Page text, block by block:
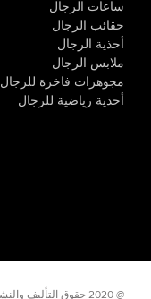
ساعات الرجال
حقائب الرجال
أحذية الرجال
ملابس الرجال
مجوهرات فاخرة للرجال
أحذية رياضية للرجال
@ 2020 حقوق التأليف والنشر لاكشري كلوزيت